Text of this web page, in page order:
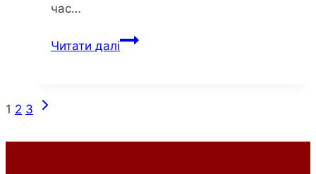
час…
Читати далі
1 2 3